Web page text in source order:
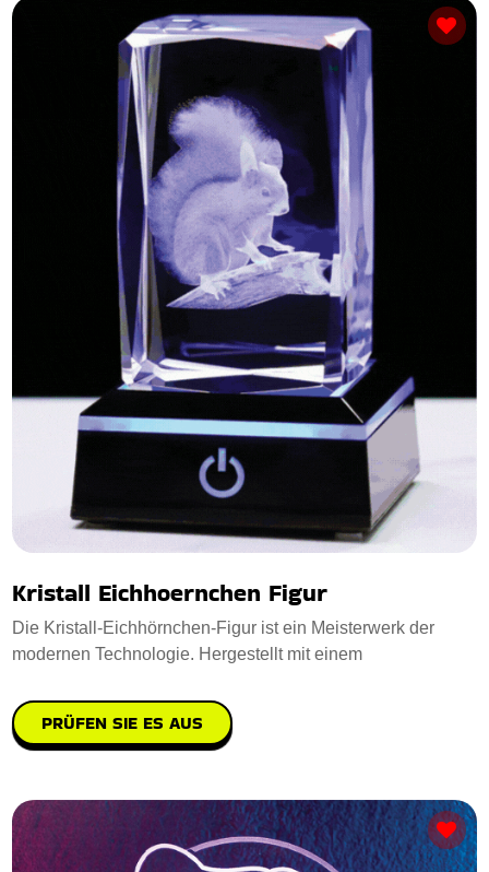
Kristall Eichhoernchen Figur
Die Kristall-Eichhörnchen-Figur ist ein Meisterwerk der
modernen Technologie. Hergestellt mit einem
PRÜFEN SIE ES AUS